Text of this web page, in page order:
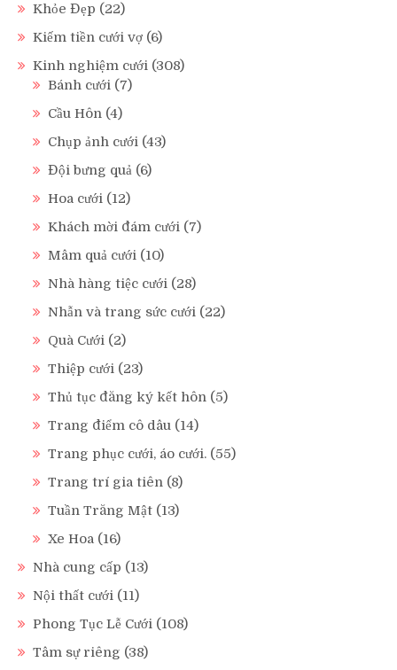
Khỏe Đẹp (22)
Kiếm tiền cưới vợ (6)
Kinh nghiệm cưới (308)
Bánh cưới (7)
Cầu Hôn (4)
Chụp ảnh cưới (43)
Đội bưng quả (6)
Hoa cưới (12)
Khách mời đám cưới (7)
Mâm quả cưới (10)
Nhà hàng tiệc cưới (28)
Nhẫn và trang sức cưới (22)
Quà Cưới (2)
Thiệp cưới (23)
Thủ tục đăng ký kết hôn (5)
Trang điểm cô dâu (14)
Trang phục cưới, áo cưới. (55)
Trang trí gia tiên (8)
Tuần Trăng Mật (13)
Xe Hoa (16)
Nhà cung cấp (13)
Nội thất cưới (11)
Phong Tục Lễ Cưới (108)
Tâm sự riêng (38)